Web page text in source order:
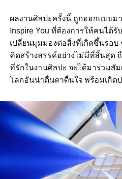
ผลงานศิลปะครั้งนี้ ถูกออกแบบม
Inspire You ที่ต้องการให้คนได้
เปลี่ยนมุมมองต่อสิ่งที่เกิดขึ้นรอบ
คิดสร้างสรรค์อย่างไม่มีที่สิ้นสุด
ที่รักในงานศิลปะ จะได้มาร่วมสั
โลกอันน่าตื่นตาตื่นใจ พร้อมเกิด